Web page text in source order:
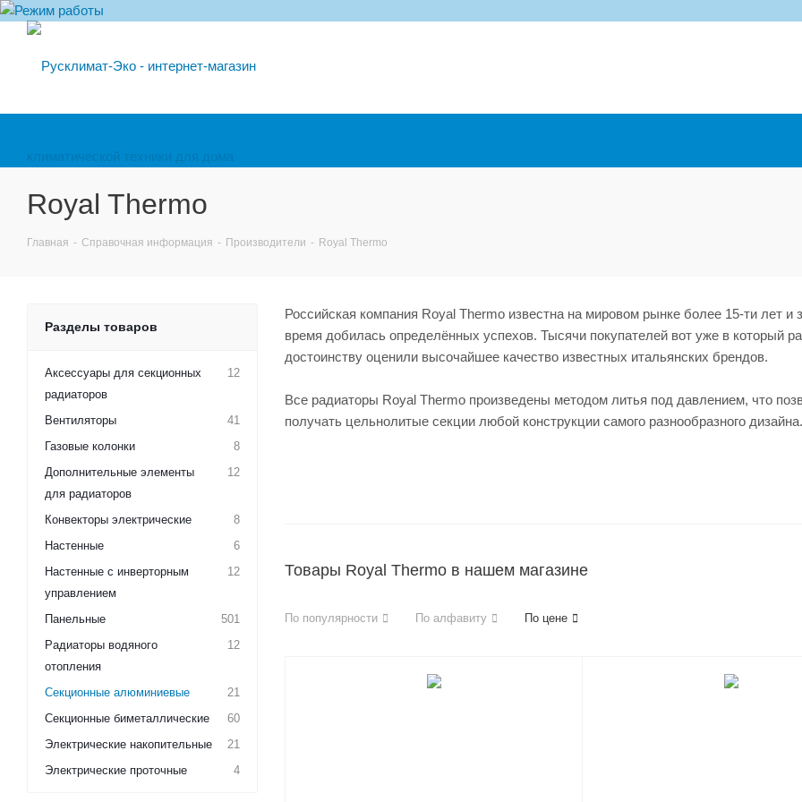
Royal Thermo
Главная - Справочная информация - Производители - Royal Thermo
Российская компания Royal Thermo известна на мировом рынке более 15-ти лет и
время добилась определённых успехов. Тысячи покупателей вот уже в который
достоинству оценили высочайшее качество известных итальянских брендов.
Все радиаторы Royal Thermo произведены методом литья под давлением, что
получать цельнолитые секции любой конструкции самого разнообразного дизайна.
Товары Royal Thermo в нашем магазине
По популярности По алфавиту По цене
Разделы товаров
Аксессуары для секционных
радиаторов
12
Вентиляторы
41
Газовые колонки
8
Дополнительные элементы
для радиаторов
12
Конвекторы электрические
8
Настенные
6
Настенные с инверторным
управлением
12
Панельные
501
Радиаторы водяного
отопления
12
Секционные алюминиевые
21
Секционные биметаллические
60
Электрические накопительные
21
Электрические проточные
4